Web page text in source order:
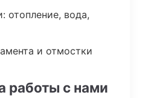
отопление, вода,
и отмостки
работы с нами